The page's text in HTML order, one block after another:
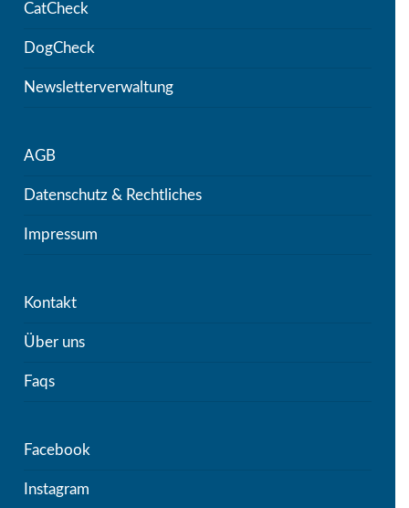
CatCheck
DogCheck
Newsletterverwaltung
AGB
Datenschutz & Rechtliches
Impressum
Kontakt
Über uns
Faqs
Facebook
Instagram